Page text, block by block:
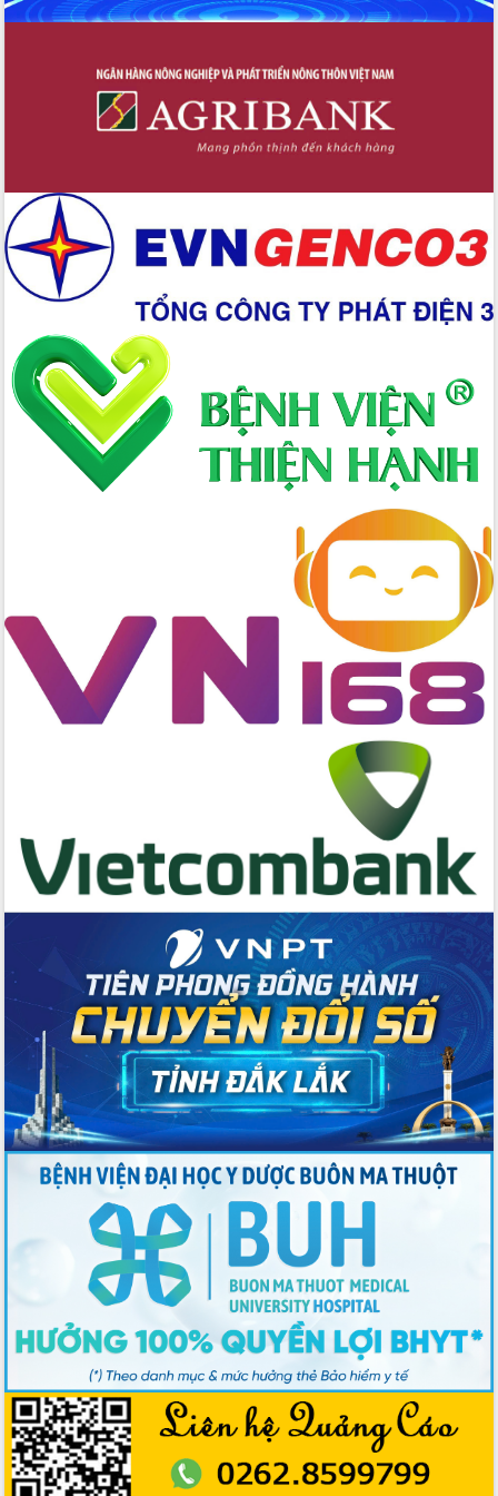
Phó Thủ tướng Hồ Quốc Dũng đánh giá
cao kết quả Chiến dịch Quang Trung
Hội nghị Ban Chấp hành Đảng bộ tỉnh
Tập trung giải phóng mặt bằng, đẩy
nhanh tiến độ Tuyến đường bộ ven
biển
Gỡ khó, khởi công xây dựng, sửa chữa
toàn bộ nhà ở cho hộ dân đúng tiến độ
UBND tỉnh Đắk Lắk tổng kết công tác
quốc phòng, quân sự địa phương năm
2025
Tập trung triển khai quyết liệt, đồng bộ
các giải pháp nhằm thực hiện hiệu quả
các nhiệm vụ đề ra năm 2025
Phát huy vai trò của người có uy tín
Đắk Lắk định vị thương hiệu du lịch
“Biển – Rừng – Cà phê” trong không
gian phát triển mới
Hội nghị chia sẻ kinh nghiệm, chuyển
giao kỹ thuật y tế, định hướng phát
vụ Tỉnh ủy về công tác cán bộ.
Thủ tướng Phạm Minh Chính: Khẩn
trương tái thiết cuộc sống người dân
Tập trung nâng cao chất lượng, tổ
chức sản xuất sầu riêng theo hướng
bền vững
Đẩy nhanh công tác khắc phục, ổn
định đời sống Nhân dân sau bão số 13
Bí thư Tỉnh ủy Lương Nguyễn Minh
Triết dự Ngày hội đại đoàn kết tại
Buôn Đăk Tuôr, xã Cư Pui
Khởi công xây dựng Trường Phổ thông
nội trú liên cấp tiểu học và THCS xã Ia
Rvê
Phó Thủ tướng Chính phủ Mai Văn
Chính chia sẻ, động viên người dân
chịu ảnh hưởng nặng từ bão số 13
Chủ tịch UBND tỉnh kiểm tra công tác
phòng, chống bão số 13 tại các địa
Tập trung đẩy nhanh giải ngân nguồn
vốn các chương trình mục tiêu quốc
gia
Xã Ea H'leo giữ vững và nâng cao chất
lượng các tiêu chí nông thôn mới
Công bố quyết định của Ban Thường
vụ Tỉnh ủy về công tác cán bộ